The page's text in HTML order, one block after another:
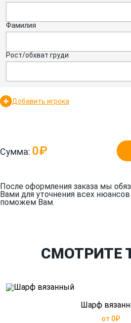
Фамилия
Рост/обхват груди
Добавить игрока
После оформления заказа мы
Вами для уточнения всех
поможем Вам.
Сумма: 0₽
СМОТРИТЕ
Шарф
от 0₽